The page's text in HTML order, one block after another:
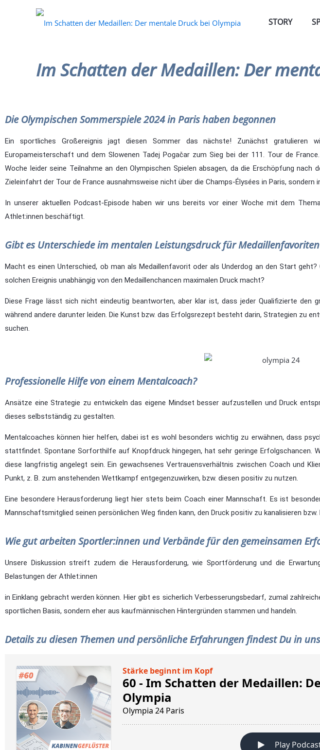
STORY
Im Schatten der Medaillen: Der
Die Olympischen Sommerspiele 2024 in Paris haben begonnen
Ein sportliches Großereignis jagt diesen Sommer das nächste! Zunächst gratulieren
Europameisterschaft und dem Slowenen Tadej Pogačar zum Sieg bei der 111. Tour de
Woche leider seine Teilnahme an den Olympischen Spielen absagen, da die Erschöpfung
Zieleinfahrt der Tour de France ausnahmsweise nicht über die Champs-Élysées in Paris, sondern
In unserer aktuellen Podcast-Episode haben wir uns bereits vor einer Woche mit dem
Athlet:innen beschäftigt.
Gibt es Unterschiede im mentalen Leistungsdruck für
Macht es einen Unterschied, ob man als Medaillenfavorit oder als Underdog an den Start
solchen Ereignis unabhängig von den Medaillenchancen maximalen Druck macht?
Diese Frage lässt sich nicht eindeutig beantworten, aber klar ist, dass jeder Qualifizierte den
während andere darunter leiden. Die Kunst bzw. das Erfolgsrezept besteht darin, Strategien zu
suchen.
Professionelle Hilfe von einem Mentalcoach?
Ansätze eine Strategie zu entwickeln das eigene Mindset besser aufzustellen und Druck
dieses selbstständig zu gestalten.
Mentalcoaches können hier helfen, dabei ist es wohl besonders wichtig zu erwähnen, dass
stattfindet. Spontane Sorforthilfe auf Knopfdruck hingegen, hat sehr geringe Erfolgschancen.
diese langfristig angelegt sein. Ein gewachsenes Vertrauensverhältnis zwischen Coach und
Punkt, z. B. zum anstehenden Wettkampf entgegenzuwirken, bzw. diesen positiv zu nutzen.
Eine besondere Herausforderung liegt hier stets beim Coach einer Mannschaft. Es ist
Mannschaftsmitglied seinen persönlichen Weg finden kann, den Druck positiv zu kanalisieren
Wie gut arbeiten Sportler:innen und Verbände für den gemeinsamen
Unsere Diskussion streift zudem die Herausforderung, wie Sportförderung und die
Belastungen der Athlet:innen
in Einklang gebracht werden können. Hier gibt es sicherlich Verbesserungsbedarf, zumal
sportlichen Basis, sondern eher aus kaufmännischen Hintergründen stammen und handeln.
Details zu diesen Themen und persönliche Erfahrungen findest Du in